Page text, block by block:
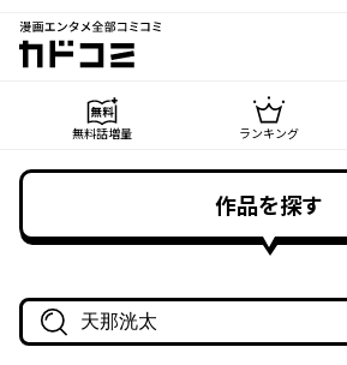
漫画エンタメ全部コミコミ
カドコミ
無料話増量 ランキング
作品を探す
作品名・作家名で探す